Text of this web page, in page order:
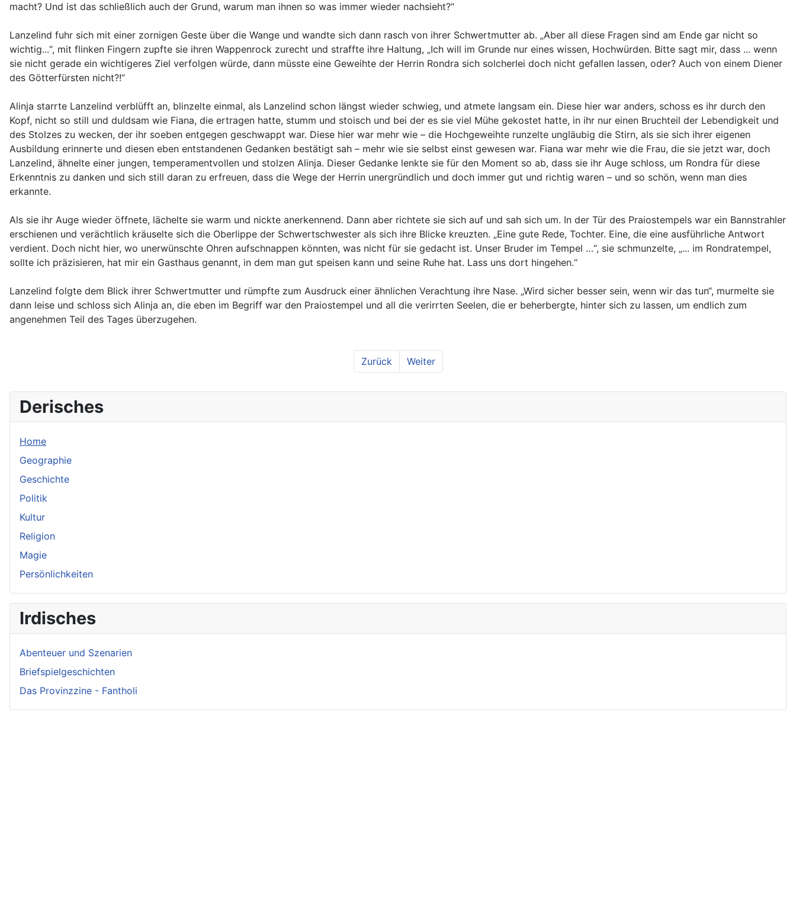
Derisches
Home
Geographie
Geschichte
Politik
Kultur
Religion
Magie
Persönlichkeiten
Irdisches
Abenteuer und Szenarien
Briefspielgeschichten
Das Provinzzine - Fantholi
macht? Und ist das schließlich auch der Grund, warum man ihnen so was immer wieder nachsieht?“
Lanzelind fuhr sich mit einer zornigen Geste über die Wange und wandte sich dann rasch von ihrer Schwertmutter ab. „Aber all diese Fragen sind am Ende gar nicht so
wichtig...“, mit flinken Fingern zupfte sie ihren Wappenrock zurecht und straffte ihre Haltung, „Ich will im Grunde nur eines wissen, Hochwürden. Bitte sagt mir, dass ... wenn
sie nicht gerade ein wichtigeres Ziel verfolgen würde, dann müsste eine Geweihte der Herrin Rondra sich solcherlei doch nicht gefallen lassen, oder? Auch von einem Diener
des Götterfürsten nicht?!“
Alinja starrte Lanzelind verblüfft an, blinzelte einmal, als Lanzelind schon längst wieder schwieg, und atmete langsam ein. Diese hier war anders, schoss es ihr durch den
Kopf, nicht so still und duldsam wie Fiana, die ertragen hatte, stumm und stoisch und bei der es sie viel Mühe gekostet hatte, in ihr nur einen Bruchteil der Lebendigkeit und
des Stolzes zu wecken, der ihr soeben entgegen geschwappt war. Diese hier war mehr wie – die Hochgeweihte runzelte ungläubig die Stirn, als sie sich ihrer eigenen
Ausbildung erinnerte und diesen eben entstandenen Gedanken bestätigt sah – mehr wie sie selbst einst gewesen war. Fiana war mehr wie die Frau, die sie jetzt war, doch
Lanzelind, ähnelte einer jungen, temperamentvollen und stolzen Alinja. Dieser Gedanke lenkte sie für den Moment so ab, dass sie ihr Auge schloss, um Rondra für diese
Erkenntnis zu danken und sich still daran zu erfreuen, dass die Wege der Herrin unergründlich und doch immer gut und richtig waren – und so schön, wenn man dies
erkannte.
Als sie ihr Auge wieder öffnete, lächelte sie warm und nickte anerkennend. Dann aber richtete sie sich auf und sah sich um. In der Tür des Praiostempels war ein Bannstrahler
erschienen und verächtlich kräuselte sich die Oberlippe der Schwertschwester als sich ihre Blicke kreuzten. „Eine gute Rede, Tochter. Eine, die eine ausführliche Antwort
verdient. Doch nicht hier, wo unerwünschte Ohren aufschnappen könnten, was nicht für sie gedacht ist. Unser Bruder im Tempel …“, sie schmunzelte, „... im Rondratempel,
sollte ich präzisieren, hat mir ein Gasthaus genannt, in dem man gut speisen kann und seine Ruhe hat. Lass uns dort hingehen.“
Lanzelind folgte dem Blick ihrer Schwertmutter und rümpfte zum Ausdruck einer ähnlichen Verachtung ihre Nase. „Wird sicher besser sein, wenn wir das tun“, murmelte sie
dann leise und schloss sich Alinja an, die eben im Begriff war den Praiostempel und all die verirrten Seelen, die er beherbergte, hinter sich zu lassen, um endlich zum
angenehmen Teil des Tages überzugehen.
Zurück Weiter